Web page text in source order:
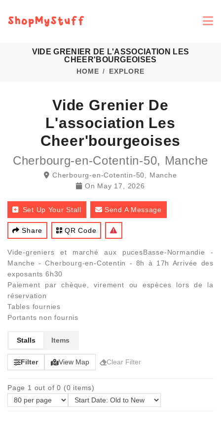
VIDE GRENIER DE L'ASSOCIATION LES
CHEER'BOURGEOISES
HOME EXPLORE
Vide Grenier De
L'association Les
Cheer'bourgeoises
Cherbourg-en-Cotentin-50, Manche
Cherbourg-en-Cotentin-50, Manche
On May 17, 2026
Set Up Your Stall Send A Message
Share QR Code
Vide-greniers et marché aux pucesBasse-Normandie -
Manche - Cherbourg-en-Cotentin - 8h à 17h Arrivée des
exposants 6h30
Paiement par chèque, virement ou espèces lors de la
réservation
Tables fournies
Portants non fournis
Stalls Items
Filter View Map Clear Filter
Page 1 out of 0 (0 items)